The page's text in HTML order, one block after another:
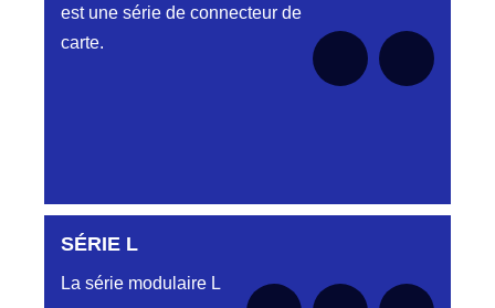
est une série de connecteur de
carte.
Aucune pièce disponible pour cette série pour
SÉRIE L
La série modulaire L